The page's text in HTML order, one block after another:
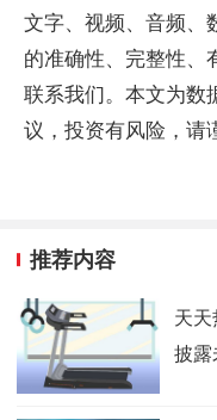
文字、视频、音频、
的准确性、完整性、
联系我们。本文为数
议，投资有风险，请
推荐内容
天天
披露